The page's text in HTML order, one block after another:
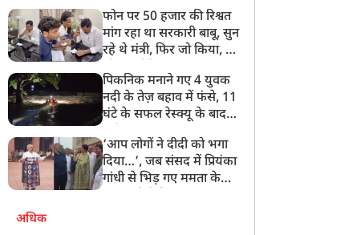
बेटी को गोद लें प्रधानमंत्री
फोन पर 50 हजार की रिश्वत
मांग रहा था सरकारी बाबू, सुन
रहे थे मंत्री, फिर जो किया, वो
पिकनिक मनाने गए 4 युवक
नदी के तेज़ बहाव में फंसे, 11
घंटे के सफल रेस्क्यू के बाद
‘आप लोगों ने दीदी को भगा
दिया…’, जब संसद में प्रियंका
गांधी से भिड़ गए ममता के
अधिक